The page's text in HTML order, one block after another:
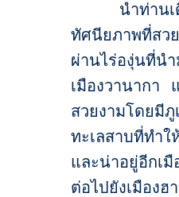
นำท่านเดินทางสู่
ทัศนียภาพที่สวย
ผ่านไร่องุ่นที่น
เมืองวานากา
สวยงามโดยมี
ทะเลสาบที่ทำใ
และน่าอยู่อีกเ
ต่อไปยังเมืองฮ